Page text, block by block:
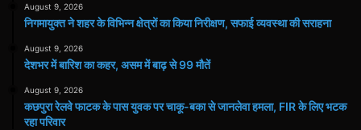
August 9, 2026
निगमायुक्त ने शहर के विभिन्न क्षेत्रों का किया निरीक्षण, सफाई व्यवस्था की सराहना
August 9, 2026
देशभर में बारिश का कहर, असम में बाढ़ से 99 मौतें
August 9, 2026
कछपुरा रेलवे फाटक के पास युवक पर चाकू-बका से जानलेवा हमला, FIR के लिए भटक
रहा परिवार